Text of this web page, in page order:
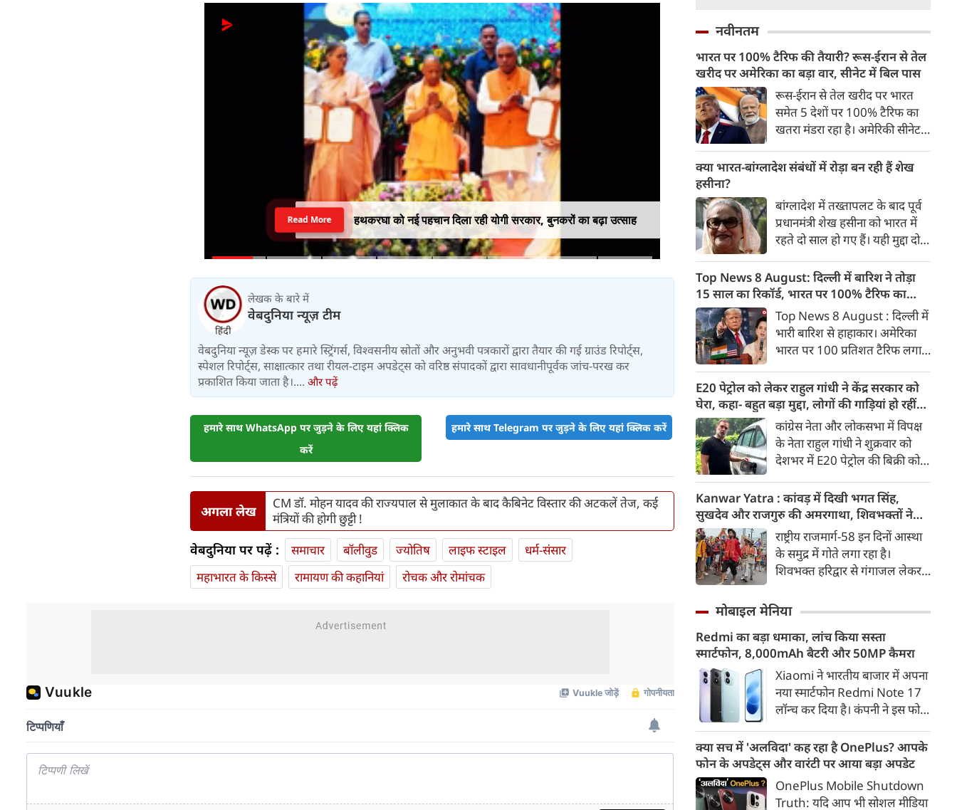
हथकरघा को नई पहचान दिला रही योगी सरकार, बुनकरों का बढ़ा उत्साह
Read More
लेखक के बारे में
वेबदुनिया न्यूज़ टीम
वेबदुनिया न्यूज़ डेस्क पर हमारे स्ट्रिंगर्स, विश्वसनीय स्रोतों और अनुभवी पत्रकारों द्वारा तैयार की गई ग्राउंड रिपोर्ट्स,
स्पेशल रिपोर्ट्स, साक्षात्कार तथा रीयल-टाइम अपडेट्स को वरिष्ठ संपादकों द्वारा सावधानीपूर्वक जांच-परख कर
प्रकाशित किया जाता है।.... और पढ़ें
हमारे साथ WhatsApp पर जुड़ने के लिए यहां क्लिक
करें
हमारे साथ Telegram पर जुड़ने के लिए यहां क्लिक करें
अगला लेख
CM डॉ. मोहन यादव की राज्यपाल से मुलाकात के बाद कैबिनेट विस्तार की अटकलें तेज, कई
मंत्रियों की होगी छुट्टी !
वेबदुनिया पर पढ़ें : समाचार बॉलीवुड ज्योतिष लाइफ स्‍टाइल
धर्म-संसार
महाभारत के किस्से
रामायण की कहानियां रोचक और रोमांचक
नवीनतम
भारत पर 100% टैरिफ की तैयारी? रूस-ईरान से तेल
खरीद पर अमेरिका का बड़ा वार, सीनेट में बिल पास
रूस-ईरान से तेल खरीद पर भारत
समेत 5 देशों पर 100% टैरिफ का
खतरा मंडरा रहा है। अमेरिकी सीनेट ने
अगर कांग्रेस से भी इस बिल को
डोनाल्ड ट्रंप के हस्ताक्षर के बाद
अमेरिका रूस-ईरान से तेल खरीद पर
भारत पर 100% टैरिफ का रास्ता
साफ हो जाएगा।
क्या भारत-बांग्लादेश संबंधों में रोड़ा बन रही हैं शेख
हसीना?
बांग्लादेश में तख्तापलट के बाद पूर्व
प्रधानमंत्री शेख हसीना को भारत में
रहते दो साल हो गए हैं। यही मुद्दा दोनों
सबसे बड़ा रोड़ा बना हुआ है। शेख
हसीना दोनों देशों के लिए बेहद अहम
हैं।
Top News 8 August: दिल्ली में बारिश ने तोड़ा
15 साल का रिकॉर्ड, भारत पर 100% टैरिफ का
खतरा; Gen Z पर कंगना का यू-टर्नTop News 8 August : दिल्ली में
भारी बारिश से हाहाकार। अमेरिका
भारत पर 100 प्रतिशत टैरिफ लगाने
कंगना रनौत ने Gen Z को भारत की
‘सबसे बड़ी ताकत’ बताया है।
प्रयागराज में युवाओं से बात करेंगे
राहुल गांधी। बुजुर्ग पेंशनभोगियों का
केन्द्र सरकार को अल्टीमेटम। 8
अगस्त की बड़ी खबरें :
E20 पेट्रोल को लेकर राहुल गांधी ने केंद्र सरकार को
घेरा, कहा- बहुत बड़ा मुद्दा, लोगों की गाड़ियां हो रहीं
खराब, BJP ने बताया खराब पटकथा
कांग्रेस नेता और लोकसभा में विपक्ष
के नेता राहुल गांधी ने शुक्रवार को
देशभर में E20 पेट्रोल की बिक्री को
दिया। उन्होंने E20 को ‘बहुत बड़ा
मुद्दा’ बताते हुए आरोप लगाया कि
इसके इस्तेमाल से वाहनों को नुकसान
हो रहा है और इसका आर्थिक बोझ
आम उपभोक्ताओं पर पड़ रहा है।
Kanwar Yatra : कांवड़ में दिखी भगत सिंह,
सुखदेव और राजगुरु की अमरगाथा, शिवभक्तों ने
अनोखे अंदाज में दी श्रद्धांजलिराष्ट्रीय राजमार्ग-58 इन दिनों आस्था
के समुद्र में गोते लगा रहा है।
शिवभक्त हरिद्वार से गंगाजल लेकर
है। लाखों शिवभक्तों के बीच रंग-
का ध्यान बरबस अपनी ओर खींच रही
हैं। लेकिन ऐसे में जब शिव चौक से
एक गुजरी कांवड़ ने लोगों के दिलों को
गहराई तक छू लिया। यह केवल
कांवड़ नहीं थी, बल्कि देश की
समर्पित एक चलती-फिरती श्रद्धांजलि
थी।
मोबाइल मेनिया
Redmi का बड़ा धमाका, लांच किया सस्ता
स्मार्टफोन, 8,000mAh बैटरी और 50MP कैमरा
Xiaomi ने भारतीय बाजार में अपना
नया स्मार्टफोन Redmi Note 17
लॉन्च कर दिया है। कंपनी ने इस फोन
डिस्प्ले, 8,000mAh की बड़ी बैटरी
और Qualcomm Snapdragon
चिपसेट के साथ पेश किया है। फोन में
50MP का मेन कैमरा दिया गया है।
क्या सच में 'अलविदा' कह रहा है OnePlus? आपके
फोन के अपडेट्स और वारंटी पर आया बड़ा अपडेट
OnePlus Mobile Shutdown
Truth: यदि आप भी सोशल मीडिया